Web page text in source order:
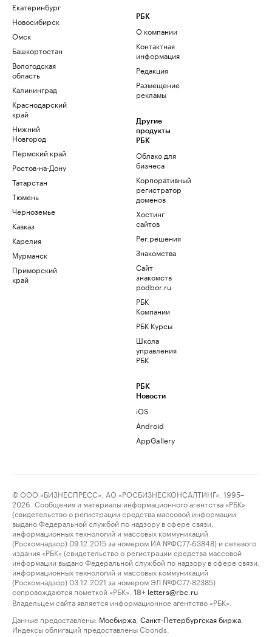
Екатеринбург
Новосибирск
Омск
Башкортостан
Вологодская
область
Калининград
Краснодарский
край
Нижний
Новгород
Пермский край
Ростов-на-Дону
Татарстан
Тюмень
Черноземье
Кавказ
Карелия
Мурманск
Приморский
край
РБК
О компании
Контактная
информация
Редакция
Размещение
рекламы
Другие
продукты
РБК
Облако для
бизнеса
Корпоративный
регистратор
доменов
Хостинг
сайтов
Рег.решения
Знакомства
Сайт
знакомств
podbor.ru
РБК
Компании
РБК Курсы
Школа
управления
РБК
РБК
Новости
iOS
Android
AppGallery
© ООО «БИЗНЕСПРЕСС», АО «РОСБИЗНЕСКОНСАЛТИНГ», 1995–
2026. Сообщения и материалы информационного агентства «РБК»
(свидетельство о регистрации средства массовой информации
выдано Федеральной службой по надзору в сфере связи,
информационных технологий и массовых коммуникаций
(Роскомнадзор) 09.12.2015 за номером ИА №ФС77-63848) и сетевого
издания «РБК» (свидетельство о регистрации средства массовой
информации выдано Федеральной службой по надзору в сфере связи,
информационных технологий и массовых коммуникаций
(Роскомнадзор) 03.12.2021 за номером ЭЛ №ФС77-82385)
сопровождаются пометкой «РБК».
18+ letters@rbc.ru
Владельцем сайта является информационное агентство «РБК».
Данные предоставлены: Мосбиржа Санкт-Петербургская биржа
Индексы облигаций предоставлены Cbonds.